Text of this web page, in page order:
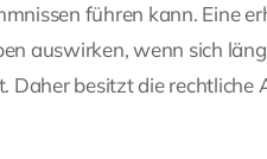
führen kann. Eine
auswirken, wenn sich
besitzt die rechtliche